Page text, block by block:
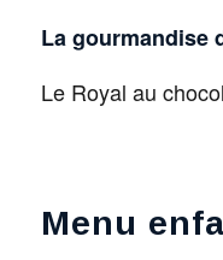
La gourmandise
Le Royal au
Menu